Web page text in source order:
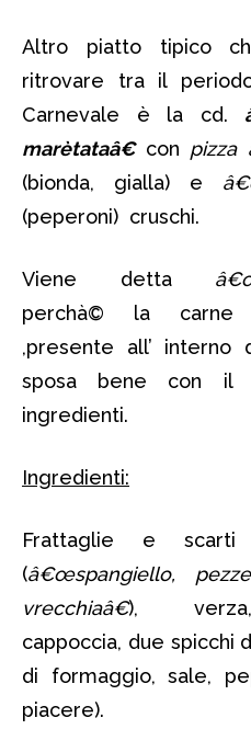
Altro piatto tipico
ritrovare tra il
Carnevale è la cd.
marètataâ€con pizza
(bionda, gialla) e
(peperoni) cruschi.
Viene detta
perchà© la
,presente all’ interno
sposa bene con il
ingredienti.
Ingredienti:
Frattaglie e
(â€œspangiello,
vrecchiaâ€),
cappoccia, due spicchi
di formaggio, sale,
piacere).